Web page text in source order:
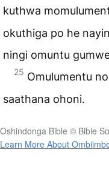
kuthwa
okuthiga po he
ningi omuntu
25 Omulumentu
saathana ohoni.
Oshindonga Bible © Bible
Learn More About